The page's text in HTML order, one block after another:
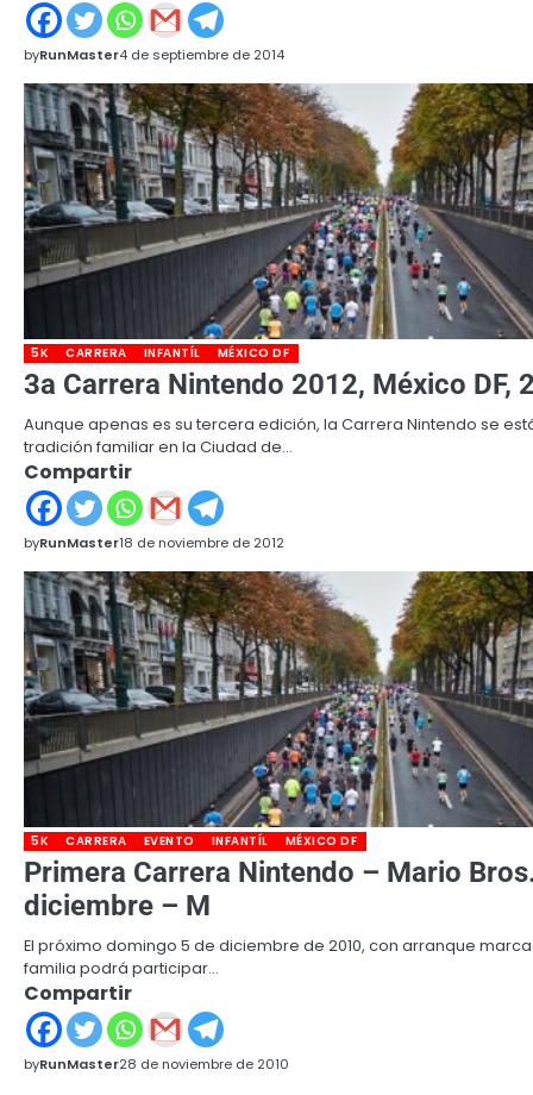
byRunMaster4 de septiembre de 2014
5K CARRERA INFANTÍL MÉXICO DF
3a Carrera Nintendo 2012, México DF,
Aunque apenas es su tercera edición, la Carrera Nintendo se
tradición familiar en la Ciudad de…
Compartir
byRunMaster18 de noviembre de 2012
5K CARRERA EVENTO INFANTÍL MÉXICO DF
Primera Carrera Nintendo – Mario
diciembre – M
El próximo domingo 5 de diciembre de 2010, con arranque
familia podrá participar…
Compartir
byRunMaster28 de noviembre de 2010